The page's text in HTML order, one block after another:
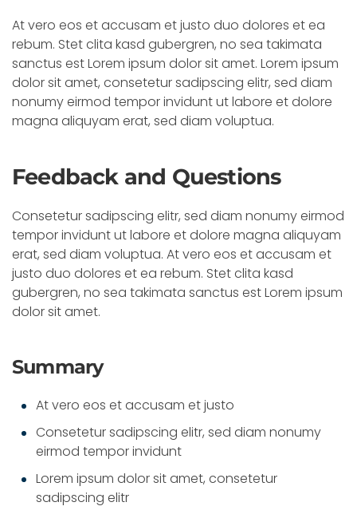
At vero eos et accusam et justo duo dolores et ea
rebum. Stet clita kasd gubergren, no sea takimata
sanctus est Lorem ipsum dolor sit amet. Lorem ipsum
dolor sit amet, consetetur sadipscing elitr, sed diam
nonumy eirmod tempor invidunt ut labore et dolore
magna aliquyam erat, sed diam voluptua.
Feedback and Questions
Consetetur sadipscing elitr, sed diam nonumy eirmod
tempor invidunt ut labore et dolore magna aliquyam
erat, sed diam voluptua. At vero eos et accusam et
justo duo dolores et ea rebum. Stet clita kasd
gubergren, no sea takimata sanctus est Lorem ipsum
dolor sit amet.
Summary
At vero eos et accusam et justo
Consetetur sadipscing elitr, sed diam nonumy
eirmod tempor invidunt
Lorem ipsum dolor sit amet, consetetur
sadipscing elitr